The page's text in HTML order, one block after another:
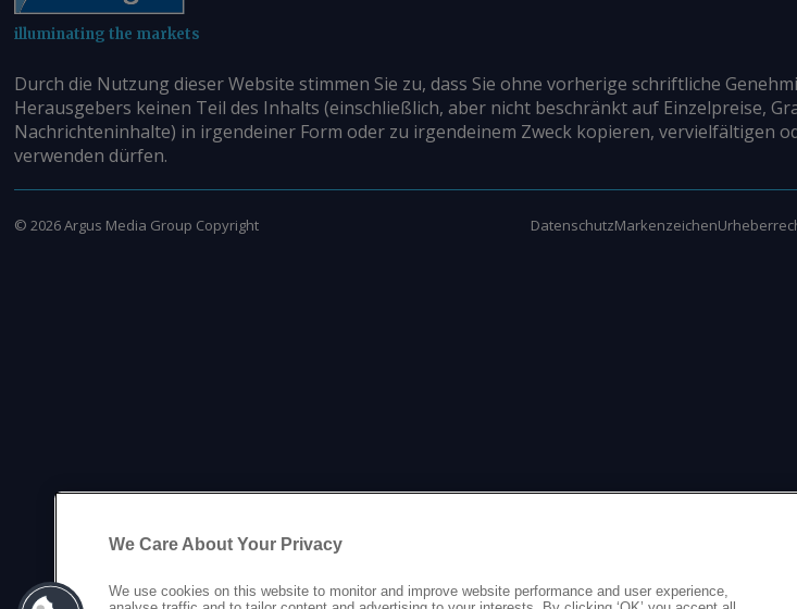
illuminating the markets
Durch die Nutzung dieser Website stimmen Sie zu, dass Sie ohne vorherige schriftliche
Herausgebers keinen Teil des Inhalts (einschließlich, aber nicht beschränkt auf Einzelpreise,
Nachrichteninhalte) in irgendeiner Form oder zu irgendeinem Zweck kopieren, vervielfältigen
verwenden dürfen.
© 2026Argus Media Group Copyright DatenschutzMarkenzeichen
We Care About Your Privacy
We use cookies on this website to monitor and improve website performance and user experience,